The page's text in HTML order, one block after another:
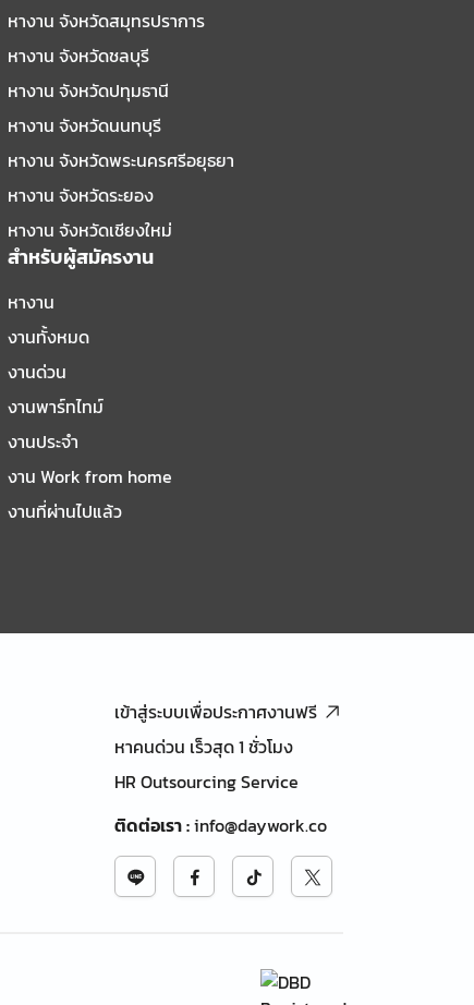
หางาน จังหวัดสมุทรปราการ
หางาน จังหวัดชลบุรี
หางาน จังหวัดปทุมธานี
หางาน จังหวัดนนทบุรี
หางาน จังหวัดพระนครศรีอยุธยา
หางาน จังหวัดระยอง
หางาน จังหวัดเชียงใหม่
สำหรับผู้สมัครงาน
หางาน
งานทั้งหมด
งานด่วน
งานพาร์ทไทม์
งานประจำ
งาน Work from home
งานที่ผ่านไปแล้ว
เข้าสู่ระบบเพื่อประกาศงานฟรี
หาคนด่วน เร็วสุด 1 ชั่วโมง
HR Outsourcing Service
ติดต่อเรา:info@daywork.co